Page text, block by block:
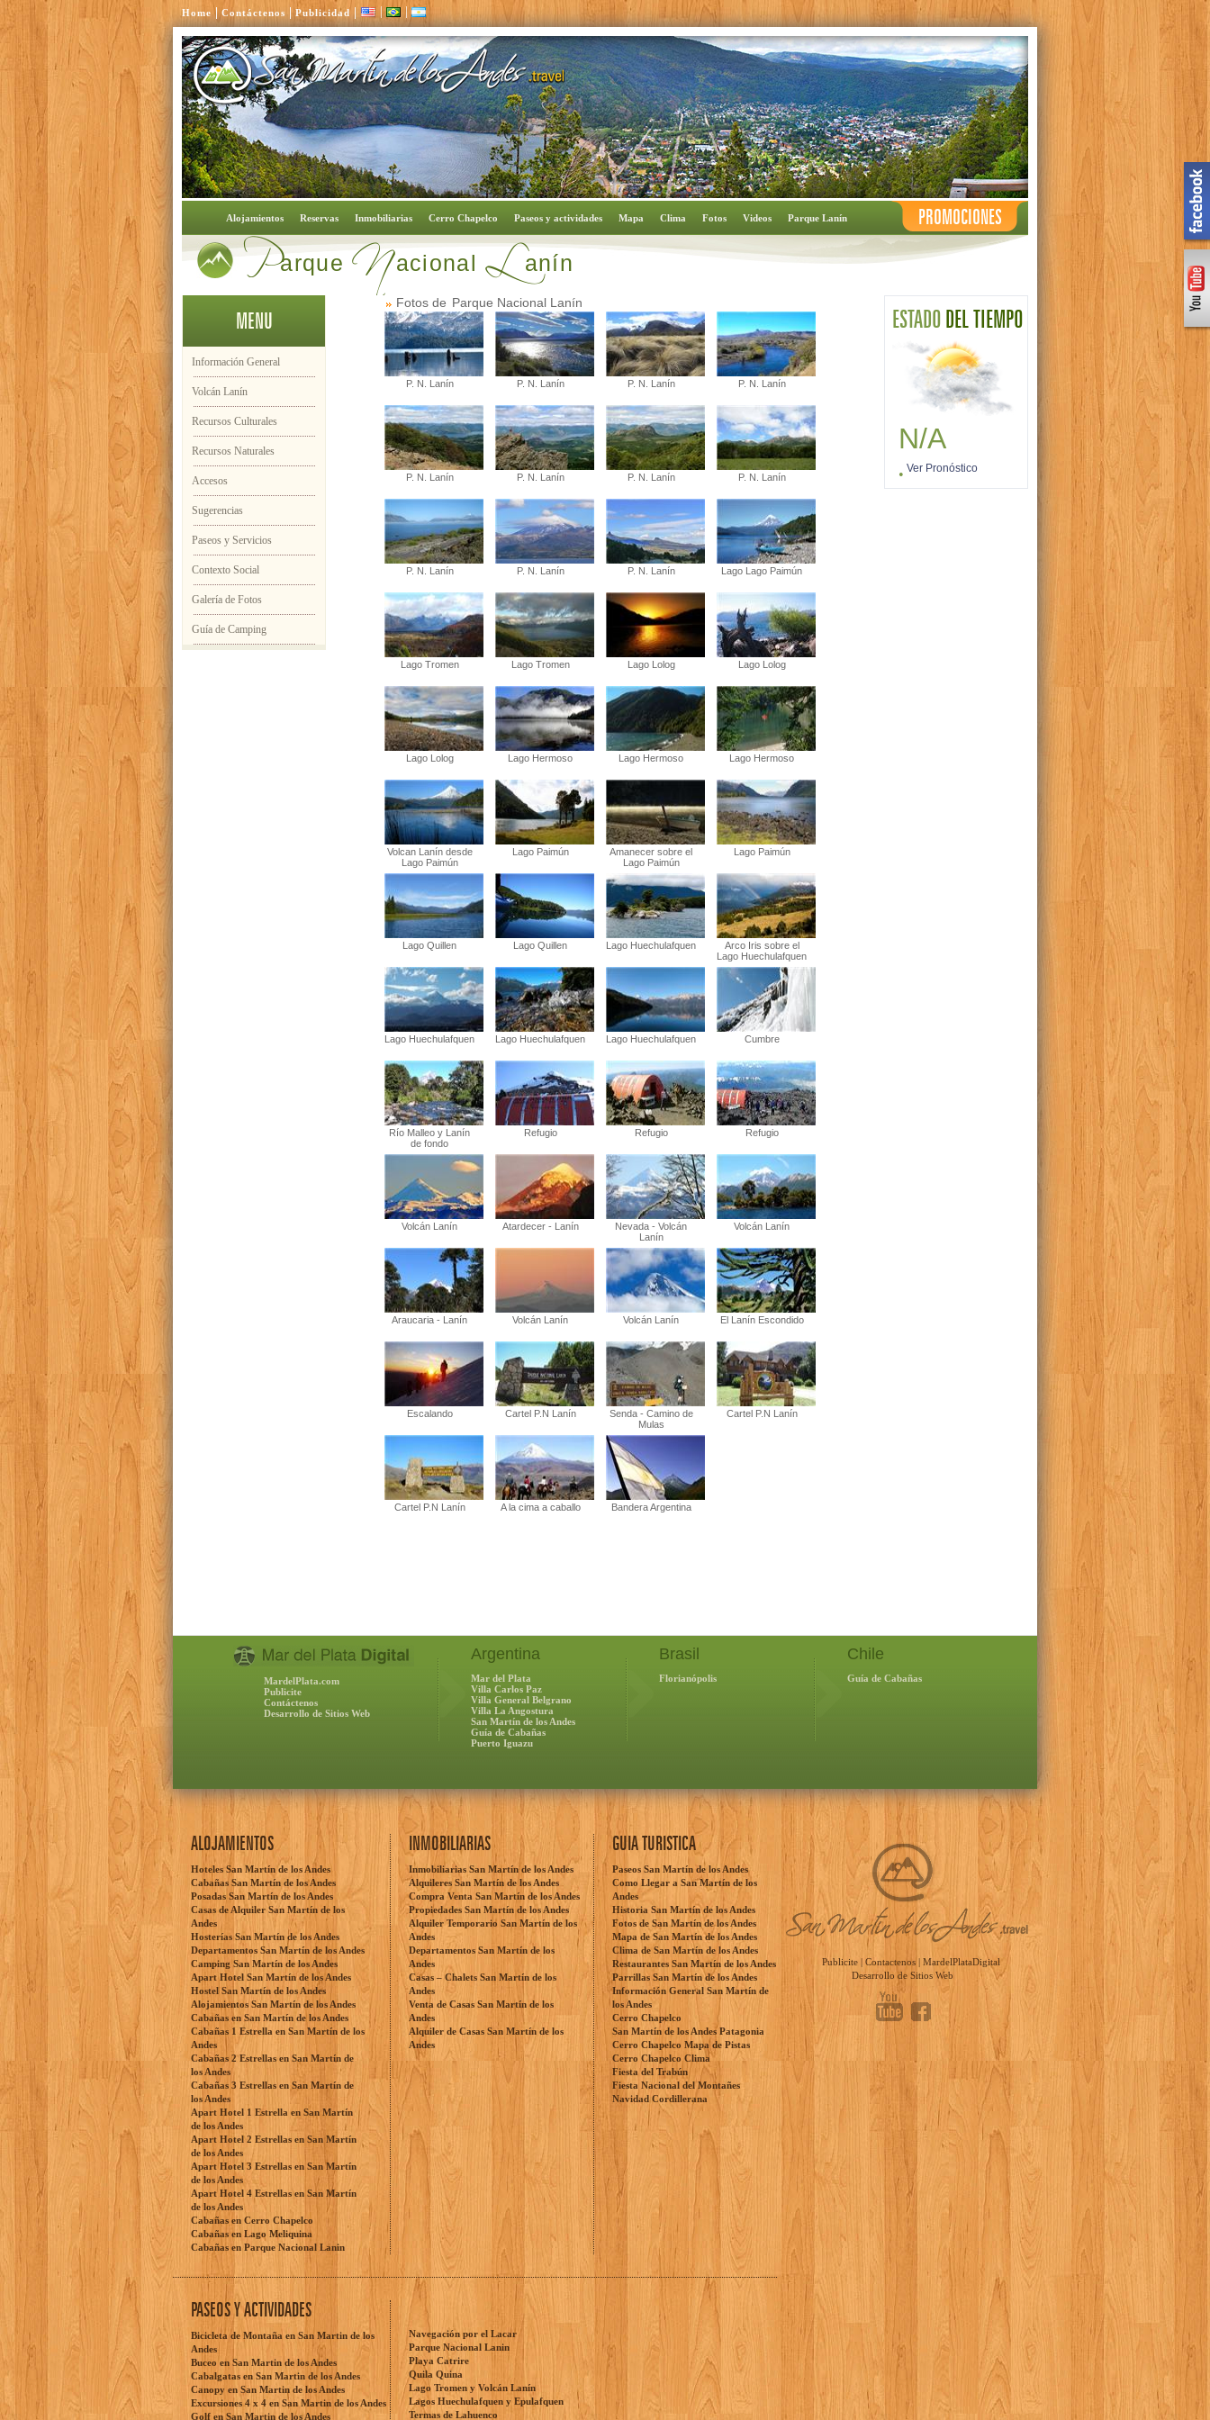
Home | Contáctenos Publicidad |
Alojamientos Reservas Inmobiliarias Cerro Chapelco Paseos y actividades Mapa Clima Fotos Videos Parque Lanín PROMOCIONES
Parque Nacional Lanín
MENU
Información General
Volcán Lanín
Recursos Culturales
Recursos Naturales
Accesos
Sugerencias
Paseos y Servicios
Contexto Social
Galería de Fotos
Guía de Camping
Fotos de Parque Nacional Lanín
P. N. Lanín P. N. Lanín P. N. Lanín P. N. Lanín
P. N. Lanín P. N. Lanín P. N. Lanín P. N. Lanín
P. N. Lanín P. N. Lanín P. N. Lanín Lago Lago Paimún
Lago Tromen Lago Tromen Lago Lolog Lago Lolog
Lago Lolog Lago Hermoso Lago Hermoso Lago Hermoso
Volcan Lanín desde
Lago Paimún
Lago Paimún
Amanecer sobre el
Lago Paimún
Lago Paimún
Lago Quillen Lago Quillen Lago Huechulafquen
Arco Iris sobre el
Lago Huechulafquen
Lago Huechulafquen Lago Huechulafquen Lago Huechulafquen Cumbre
Río Malleo y Lanín
de fondo
Refugio Refugio Refugio
Volcán Lanín Atardecer - Lanín
Nevada - Volcán
Lanín
Volcán Lanín
Araucaria - Lanín Volcán Lanín Volcán Lanín El Lanín Escondido
Escalando Cartel P.N Lanín
Senda - Camino de
Mulas
Cartel P.N Lanín
Cartel P.N Lanín A la cima a caballo Bandera Argentina
MardelPlata.com
Publicite
Contáctenos
Desarrollo de Sitios Web
Argentina
Mar del Plata
Villa Carlos Paz
Villa General Belgrano
Villa La Angostura
San Martín de los Andes
Guía de Cabañas
Puerto Iguazu
Brasil
Florianópolis
Chile
Guía de Cabañas
ALOJAMIENTOS
Hoteles San Martín de los Andes
Cabañas San Martín de los Andes
Posadas San Martín de los Andes
Casas de Alquiler San Martín de los
Andes
Hosterías San Martín de los Andes
Departamentos San Martín de los Andes
Camping San Martín de los Andes
Apart Hotel San Martín de los Andes
Hostel San Martín de los Andes
Alojamientos San Martín de los Andes
Cabañas en San Martín de los Andes
Cabañas 1 Estrella en San Martín de los
Andes
Cabañas 2 Estrellas en San Martín de
los Andes
Cabañas 3 Estrellas en San Martín de
los Andes
Apart Hotel 1 Estrella en San Martín
de los Andes
Apart Hotel 2 Estrellas en San Martín
de los Andes
Apart Hotel 3 Estrellas en San Martín
de los Andes
Apart Hotel 4 Estrellas en San Martín
de los Andes
Cabañas en Cerro Chapelco
Cabañas en Lago Meliquina
Cabañas en Parque Nacional Lanin
INMOBILIARIAS
Inmobiliarias San Martín de los Andes
Alquileres San Martín de los Andes
Compra Venta San Martín de los Andes
Propiedades San Martín de los Andes
Alquiler Temporario San Martín de los
Andes
Departamentos San Martín de los
Andes
Casas – Chalets San Martín de los
Andes
Venta de Casas San Martín de los
Andes
Alquiler de Casas San Martín de los
Andes
GUIA TURISTICA
Paseos San Martín de los Andes
Como Llegar a San Martín de los
Andes
Historia San Martín de los Andes
Fotos de San Martín de los Andes
Mapa de San Martín de los Andes
Clima de San Martín de los Andes
Restaurantes San Martín de los Andes
Parrillas San Martín de los Andes
Información General San Martín de
los Andes
Cerro Chapelco
San Martín de los Andes Patagonia
Cerro Chapelco Mapa de Pistas
Cerro Chapelco Clima
Fiesta del Trabún
Fiesta Nacional del Montañes
Navidad Cordillerana
Publicite | Contactenos | MardelPlataDigital
Desarrollo de Sitios Web
PASEOS Y ACTIVIDADES
Bicicleta de Montaña en San Martin de los
Andes
Buceo en San Martin de los Andes
Cabalgatas en San Martin de los Andes
Canopy en San Martin de los Andes
Excursiones 4 x 4 en San Martin de los Andes
Golf en San Martin de los Andes
Navegación por el Lacar
Parque Nacional Lanin
Playa Catrire
Quila Quina
Lago Tromen y Volcán Lanín
Lagos Huechulafquen y Epulafquen
Termas de Lahuenco